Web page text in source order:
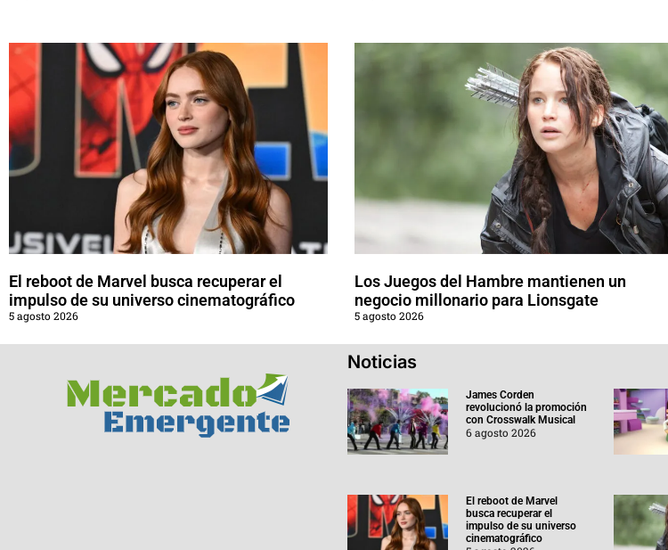
El reboot de Marvel busca recuperar el
impulso de su universo cinematográfico
5 agosto 2026
Los Juegos del Hambre mantienen un
negocio millonario para Lionsgate
5 agosto 2026
Noticias
James Corden
revolucionó la promoción
con Crosswalk Musical
6 agosto 2026
El reboot de Marvel
busca recuperar el
impulso de su universo
cinematográfico